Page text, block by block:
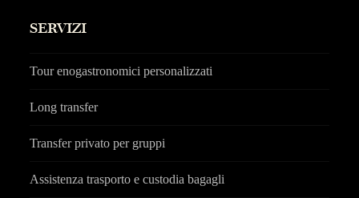
SERVIZI
Tour enogastronomici personalizzati
Long transfer
Transfer privato per gruppi
Assistenza trasporto e custodia bagagli